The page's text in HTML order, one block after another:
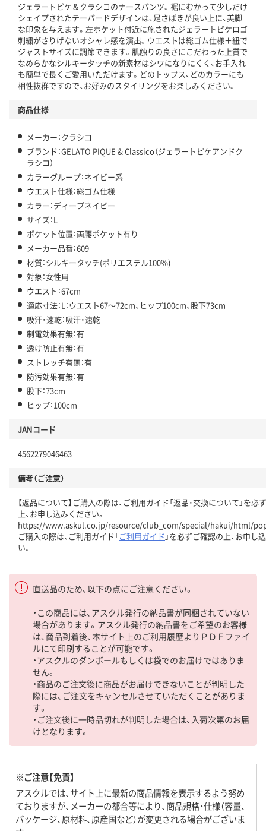
ジェラートピケ＆クラシコのナースパンツ。裾にむかって少しだけ
シェイプされたテーパードデザインは、足さばきが良い上に、美脚
な印象を与えます。左ポケット付近に施されたジェラートピケロゴ
刺繍がさりげないオシャレ感を演出。ウエストは総ゴム仕様＋紐で
ジャストサイズに調節できます。肌触りの良さにこだわった上質で
なめらかなシルキータッチの新素材はシワになりにくく、お手入れ
も簡単で長くご愛用いただけます。どのトップス、どのカラーにも
相性抜群ですので、お好みのスタイリングをお楽しみください。
商品仕様
メーカー：クラシコ
ブランド：GELATO PIQUE & Classico（ジェラートピケアンドク
ラシコ）
カラーグループ：ネイビー系
ウエスト仕様：総ゴム仕様
カラー：ディープネイビー
サイズ：L
ポケット位置：両腰ポケット有り
メーカー品番：609
材質：シルキータッチ(ポリエステル100%)
対象：女性用
ウエスト：67cm
適応寸法：L：ウエスト67～72cm、ヒップ100cm、股下73cm
吸汗・速乾：吸汗・速乾
制電効果有無：有
透け防止有無：有
ストレッチ有無：有
防汚効果有無：有
股下：73cm
ヒップ：100cm
JANコード
4562279046463
備考（ご注意）
【返品について】ご購入の際は、ご利用ガイド「返品・交換について」を必
上、お申し込みください。
https://www.askul.co.jp/resource/club_com/special/hakui/html/
ご購入の際は、ご利用ガイド「ご利用ガイド 」を必ずご確認の上、お申し
い。
直送品のため、以下の点にご注意ください。
・この商品には、アスクル発行の納品書が同梱されていない
場合があります。アスクル発行の納品書をご希望のお客様
は、商品到着後、本サイト上のご利用履歴よりＰＤＦファイ
ルにて印刷することが可能です。
・アスクルのダンボールもしくは袋でのお届けではありま
せん。
・商品のご注文後に商品がお届けできないことが判明した
際には、ご注文をキャンセルさせていただくことがありま
す。
・ご注文後に一時品切れが判明した場合は、入荷次第のお届
けとなります。
※ご注意【免責】
アスクルでは、サイト上に最新の商品情報を表示するよう努め
ておりますが、メーカーの都合等により、商品規格・仕様（容量、
パッケージ、原材料、原産国など）が変更される場合がございま